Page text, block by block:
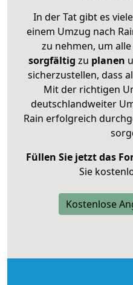
In der Tat gibt es
einem Umzug nach
zu nehmen, um
sorgfältig zu planen
sicherzustellen, dass
Mit der richtigen
deutschlandweiter
Rain erfolgreich
Füllen Sie jetzt das
Sie
Kostenlose